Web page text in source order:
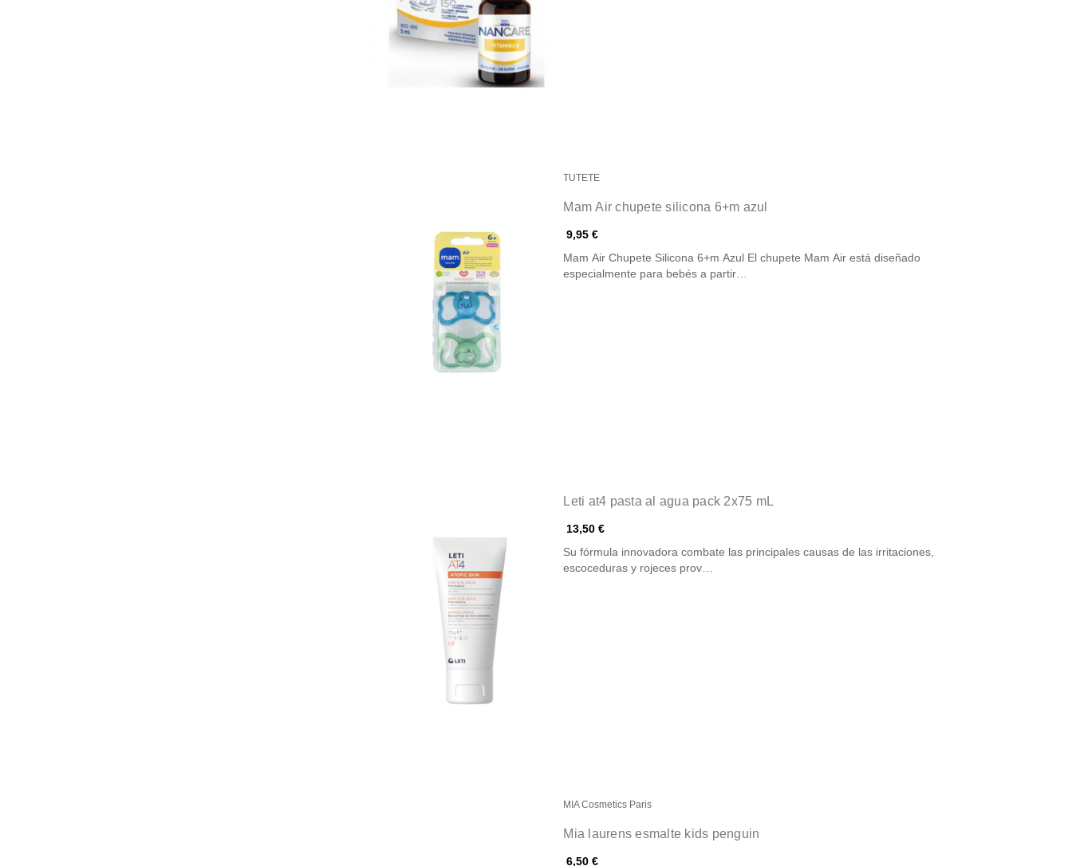
TUTETE
Mam Air chupete silicona 6+m azul
9,95 €
Mam Air Chupete Silicona 6+m Azul El chupete Mam Air está diseñado
especialmente para bebés a partir…
Leti at4 pasta al agua pack 2x75 mL
13,50 €
Su fórmula innovadora combate las principales causas de las irritaciones,
escoceduras y rojeces prov…
MIA Cosmetics Paris
Mia laurens esmalte kids penguin
6,50 €